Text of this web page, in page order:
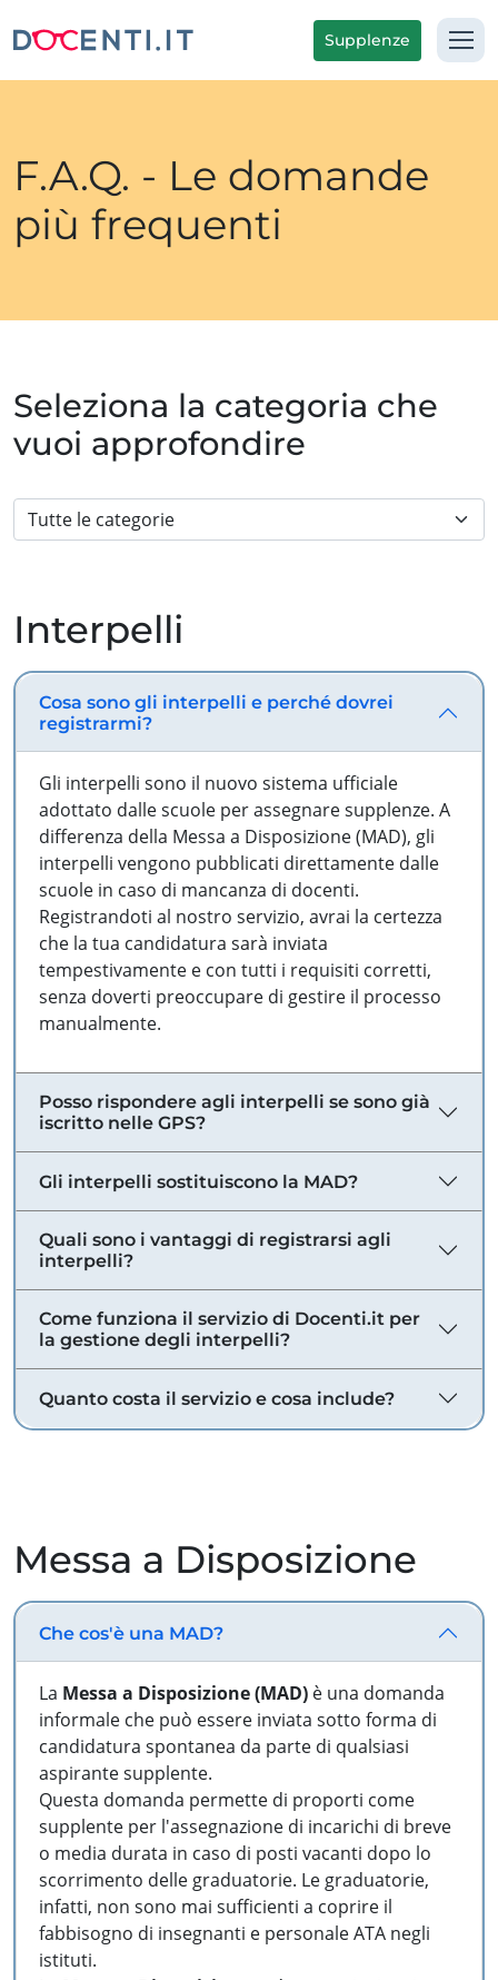
Supplenze
F.A.Q. - Le domande
più frequenti
Seleziona la categoria che
vuoi approfondire
Interpelli
Cosa sono gli interpelli e perché dovrei
registrarmi?
Gli interpelli sono il nuovo sistema ufficiale
adottato dalle scuole per assegnare supplenze. A
differenza della Messa a Disposizione (MAD), gli
interpelli vengono pubblicati direttamente dalle
scuole in caso di mancanza di docenti.
Registrandoti al nostro servizio, avrai la certezza
che la tua candidatura sarà inviata
tempestivamente e con tutti i requisiti corretti,
senza doverti preoccupare di gestire il processo
manualmente.
Posso rispondere agli interpelli se sono già
iscritto nelle GPS?
Gli interpelli sostituiscono la MAD?
Quali sono i vantaggi di registrarsi agli
interpelli?
Come funziona il servizio di Docenti.it per
la gestione degli interpelli?
Quanto costa il servizio e cosa include?
Messa a Disposizione
Che cos'è una MAD?
La Messa a Disposizione (MAD) è una domanda
informale che può essere inviata sotto forma di
candidatura spontanea da parte di qualsiasi
aspirante supplente.
Questa domanda permette di proporti come
supplente per l'assegnazione di incarichi di breve
o media durata in caso di posti vacanti dopo lo
scorrimento delle graduatorie. Le graduatorie,
infatti, non sono mai sufficienti a coprire il
fabbisogno di insegnanti e personale ATA negli
istituti.